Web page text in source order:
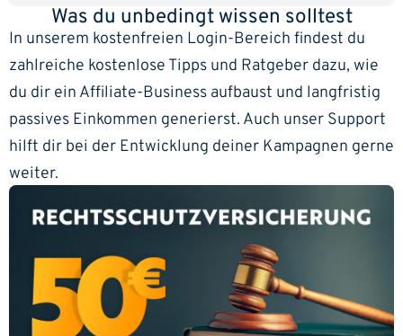
Was du unbedingt wissen solltest
In unserem kostenfreien Login-Bereich findest du
zahlreiche kostenlose Tipps und Ratgeber dazu, wie
du dir ein Affiliate-Business aufbaust und langfristig
passives Einkommen generierst. Auch unser Support
hilft dir bei der Entwicklung deiner Kampagnen gerne
weiter.